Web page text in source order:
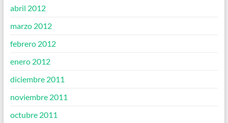
abril 2012
marzo 2012
febrero 2012
enero 2012
diciembre 2011
noviembre 2011
octubre 2011